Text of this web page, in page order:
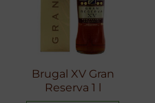
Brugal XV Gran
Reserva 1 l